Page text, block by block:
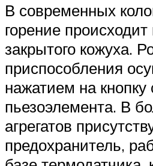
В современных
горение происходит
закрытого кожуха.
приспособления
нажатием на
пьезоэлемента. В
агрегатов
предохранитель,